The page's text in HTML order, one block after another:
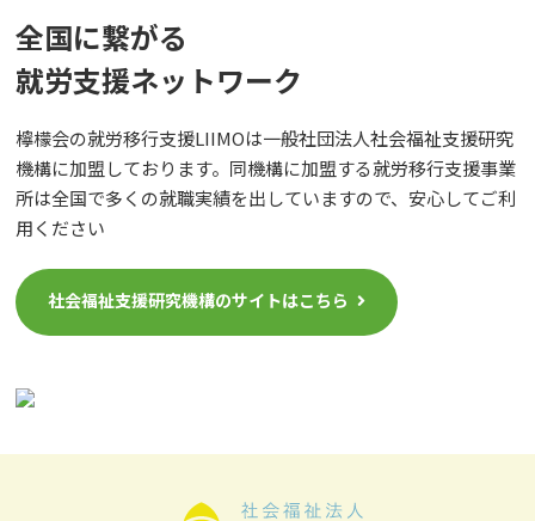
全国に繋がる
就労⽀援ネットワーク
檸檬会の就労移行支援LIIMOは一般社団法人社会福祉支援研究
機構に加盟しております。同機構に加盟する就労移行支援事業
所は全国で多くの就職実績を出していますので、安心してご利
用ください
社会福祉支援研究機構のサイトはこちら